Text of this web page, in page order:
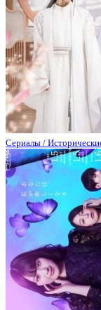
Сериалы /